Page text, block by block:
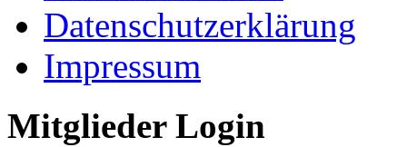
Datenschutzerklärung
Impressum
Mitglieder Login